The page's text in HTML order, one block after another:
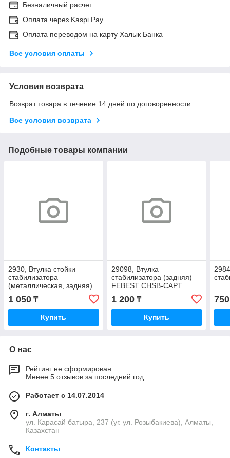
Безналичный расчет
Оплата через Kaspi Pay
Оплата переводом на карту Халык Банка
Все условия оплаты
Условия возврата
Возврат товара в течение 14 дней по договоренности
Все условия возврата
Подобные товары компании
2930, Втулка стойки
стабилизатора
(металлическая, задняя)
1 050 ₸
Купить
29098, Втулка
стабилизатора (задняя)
FEBEST CHSB-CAPT
1 200₸
Купить
750
О нас
Рейтинг не сформирован
Менее 5 отзывов за последний год
Работает с 14.07.2014
г. Алматы
ул. Карасай батыра, 237 (уг. ул. Розыбакиева), Алматы,
Казахстан
Контакты